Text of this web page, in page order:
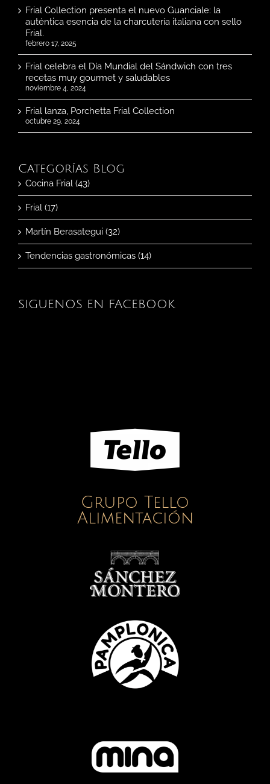
Frial Collection presenta el nuevo Guanciale: la
auténtica esencia de la charcutería italiana con sello
Frial.
febrero 17, 2025
Frial celebra el Día Mundial del Sándwich con tres
recetas muy gourmet y saludables
noviembre 4, 2024
Frial lanza, Porchetta Frial Collection
octubre 29, 2024
Categorías Blog
Cocina Frial (43)
Frial (17)
Martín Berasategui (32)
Tendencias gastronómicas (14)
SIGUENOS EN FACEBOOK
Grupo Tello
Alimentación